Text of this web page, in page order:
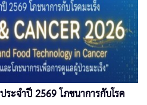
ระจำปี 2569 โภชนาการกับโรค